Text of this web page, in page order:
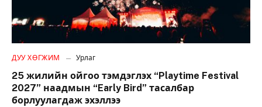
ДУУ ХӨГЖИМ Урлаг
25 жилийн ойгоо тэмдэглэх “Playtime Festival
2027” наадмын “Early Bird” тасалбар
борлуулагдаж эхэллээ